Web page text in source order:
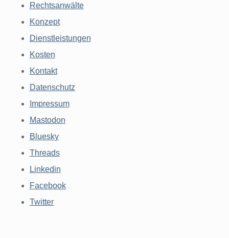
Rechtsanwälte
Konzept
Dienstleistungen
Kosten
Kontakt
Datenschutz
Impressum
Mastodon
Bluesky
Threads
Linkedin
Facebook
Twitter